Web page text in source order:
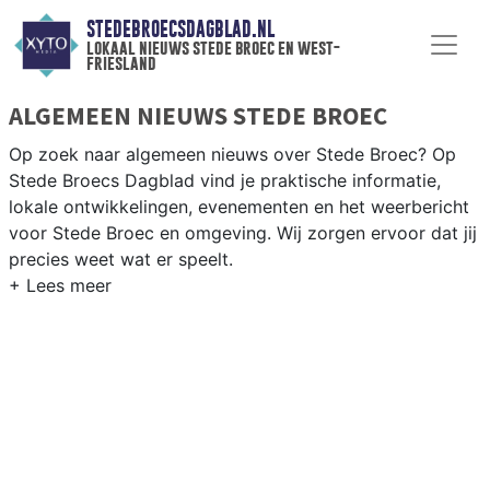
STEDEBROECSDAGBLAD.NL
lokaal nieuws stede broec en west-
friesland
ALGEMEEN NIEUWS STEDE BROEC
Op zoek naar algemeen nieuws over Stede Broec? Op
Stede Broecs Dagblad vind je praktische informatie,
lokale ontwikkelingen, evenementen en het weerbericht
voor Stede Broec en omgeving. Wij zorgen ervoor dat jij
precies weet wat er speelt.